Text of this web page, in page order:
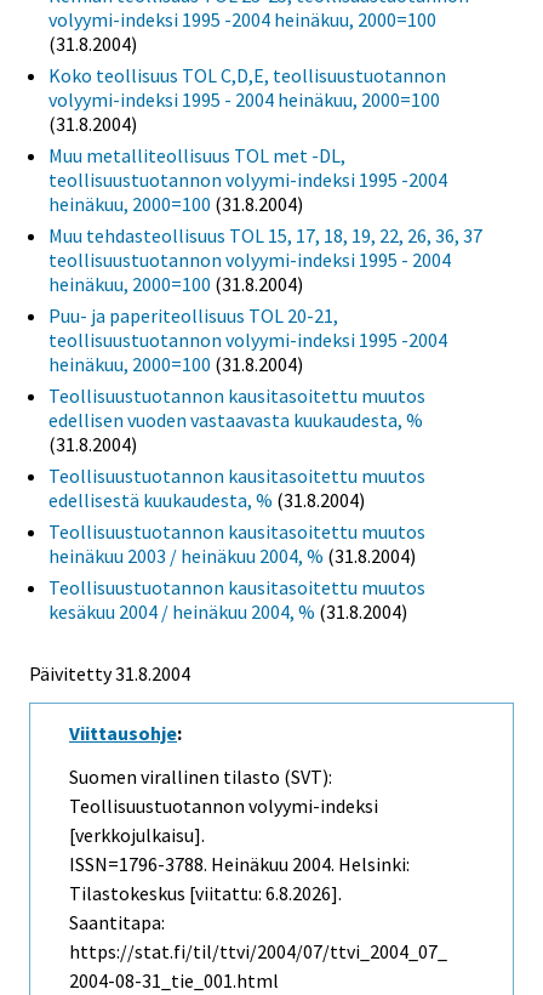
volyymi-indeksi 1995 -2004 heinäkuu, 2000=100
(31.8.2004)
Koko teollisuus TOL C,D,E, teollisuustuotannon
volyymi-indeksi 1995 - 2004 heinäkuu, 2000=100
(31.8.2004)
Muu metalliteollisuus TOL met -DL,
teollisuustuotannon volyymi-indeksi 1995 -2004
heinäkuu, 2000=100 (31.8.2004)
Muu tehdasteollisuus TOL 15, 17, 18, 19, 22, 26, 36, 37
teollisuustuotannon volyymi-indeksi 1995 - 2004
heinäkuu, 2000=100 (31.8.2004)
Puu- ja paperiteollisuus TOL 20-21,
teollisuustuotannon volyymi-indeksi 1995 -2004
heinäkuu, 2000=100 (31.8.2004)
Teollisuustuotannon kausitasoitettu muutos
edellisen vuoden vastaavasta kuukaudesta, %
(31.8.2004)
Teollisuustuotannon kausitasoitettu muutos
edellisestä kuukaudesta, % (31.8.2004)
Teollisuustuotannon kausitasoitettu muutos
heinäkuu 2003 / heinäkuu 2004, % (31.8.2004)
Teollisuustuotannon kausitasoitettu muutos
kesäkuu 2004 / heinäkuu 2004, % (31.8.2004)
Päivitetty31.8.2004
Viittausohje:
Suomen virallinen tilasto (SVT):
Teollisuustuotannon volyymi-indeksi
[verkkojulkaisu].
ISSN=1796-3788. Heinäkuu 2004. Helsinki:
Tilastokeskus [viitattu: 6.8.2026].
Saantitapa:
https://stat.fi/til/ttvi/2004/07/ttvi_2004_07_
2004-08-31_tie_001.html